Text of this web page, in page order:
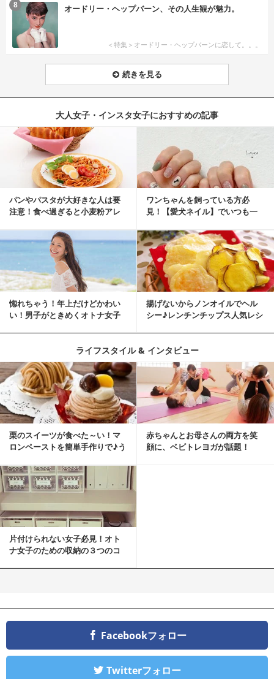
オードリー・ヘップバーン、その人生観が魅力。
＜特集＞オードリー・ヘップバーンに恋して。。。
8
続きを見る
大人女子・インスタ女子におすすめの記事
パンやパスタが大好きな人は要
注意！食べ過ぎると小麦粉アレ
ワンちゃんを飼っている方必
見！【愛犬ネイル】でいつも一
惚れちゃう！年上だけどかわい
い！男子がときめくオトナ女子
揚げないからノンオイルでヘル
シー♪レンチンチップス人気レシ
ライフスタイル & インタビュー
栗のスイーツが食べた～い！マ
ロンペーストを簡単手作りで♪う
赤ちゃんとお母さんの両方を笑
顔に、ベビトレヨガが話題！
片付けられない女子必見！オト
ナ女子のための収納の３つのコ
Facebookフォロー
Twitterフォロー